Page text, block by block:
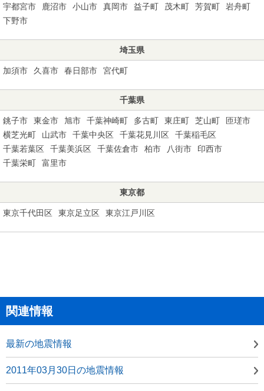
宇都宮市 鹿沼市 小山市 真岡市 益子町 茂木町 芳賀町
岩舟町
下野市
埼玉県
加須市 久喜市 春日部市 宮代町
千葉県
銚子市 東金市 旭市 千葉神崎町 多古町 東庄町 芝山町
匝瑳市
横芝光町
山武市 千葉中央区 千葉花見川区
千葉稲毛区
千葉若葉区
千葉美浜区 千葉佐倉市 柏市 八街市
印西市
千葉栄町
富里市
東京都
東京千代田区 東京足立区 東京江戸川区
関連情報
最新の地震情報
2011年03月30日の地震情報